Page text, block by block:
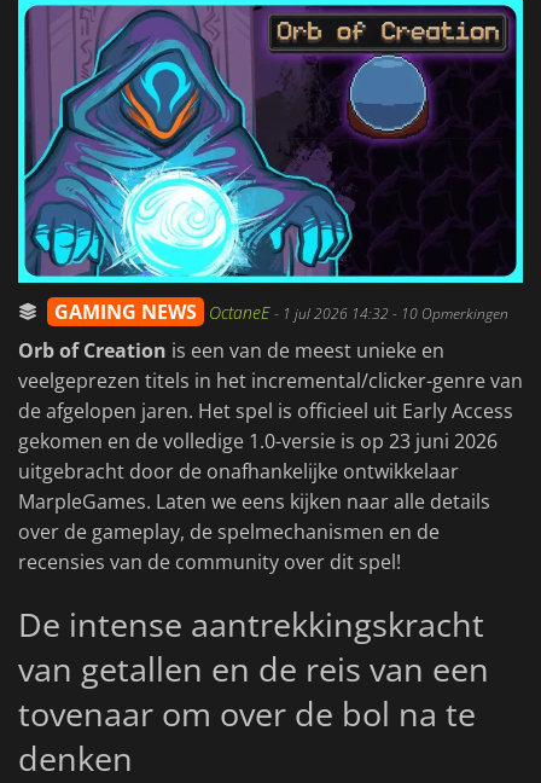
GAMING NEWS OctaneE- 1 jul 2026 14:32 - 10 Opmerkingen
Orb of Creation is een van de meest unieke en
veelgeprezen titels in het incremental/clicker-genre van
de afgelopen jaren. Het spel is officieel uit Early Access
gekomen en de volledige 1.0-versie is op 23 juni 2026
uitgebracht door de onafhankelijke ontwikkelaar
MarpleGames. Laten we eens kijken naar alle details
over de gameplay, de spelmechanismen en de
recensies van de community over dit spel!
De intense aantrekkingskracht
van getallen en de reis van een
tovenaar om over de bol na te
denken